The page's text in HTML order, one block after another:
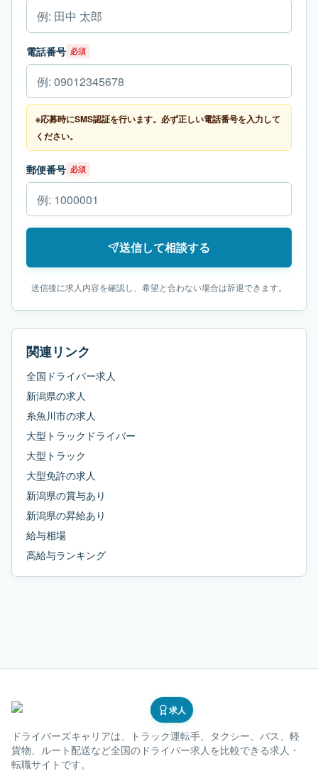
電話番号 必須
※応募時にSMS認証を行います。必ず正しい電話番号を入力して
ください。
郵便番号 必須
送信して相談する
送信後に求人内容を確認し、希望と合わない場合は辞退できます。
関連リンク
全国ドライバー求人
新潟県の求人
糸魚川市の求人
大型トラックドライバー
大型トラック
大型免許の求人
新潟県の賞与あり
新潟県の昇給あり
給与相場
高給与ランキング
求人
ドライバーズキャリアは、トラック運転手、タクシー、バス、軽
貨物、ルート配送など全国のドライバー求人を比較できる求人・
転職サイトです。